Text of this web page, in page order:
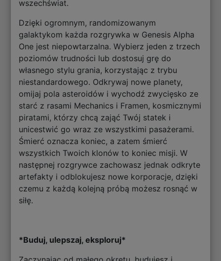
wszechświat.
Dzięki ogromnym, randomizowanym
galaktykom każda rozgrywka w Genesis Alpha
One jest niepowtarzalna. Wybierz jeden z trzech
poziomów trudności lub dostosuj grę do
własnego stylu grania, korzystając z trybu
niestandardowego. Odkrywaj nowe planety,
omijaj pola asteroidów i wychodź zwycięsko ze
starć z rasami Mechanics i Framen, kosmicznymi
piratami, którzy chcą zająć Twój statek i
unicestwić go wraz ze wszystkimi pasażerami.
Śmierć oznacza koniec, a zatem śmierć
wszystkich Twoich klonów to koniec misji. W
następnej rozgrywce zachowasz jednak odkryte
artefakty i odblokujesz nowe korporacje, dzięki
czemu z każdą kolejną próbą możesz rosnąć w
siłę.
*Buduj, ulepszaj, eksploruj*